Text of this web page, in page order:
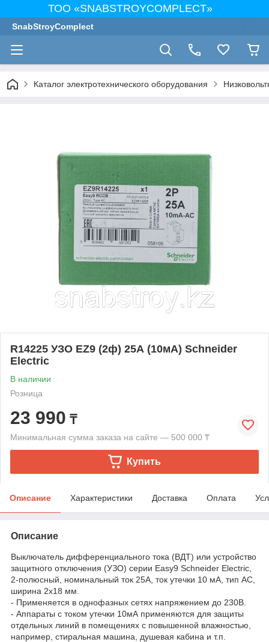
ТОО «SNABSTROYCOMPLECT»
SnabStroyComplect
Каталог электротехнического оборудования
R14225 УЗО EZ9 (2ф) 25А (10мА) Schneider
Electric
В наличии
Розница
23 990 ₸
Минимальная сумма заказа на сайте — 500 000 ₸
Купить
Описание Характеристики Доставка Оплата
Описание
Выключатель дифференциального тока (ВДТ) или устройство
защитного отключения (УЗО) серии Easy9 Schneider Electric,
2-полюсный, номинальный ток 25А, ток утечки 10 мА, тип АС,
ширина 2х18 мм.
- Применяется в однофазных сетях напряжением до 230В.
- Аппараты с током утечки 10мА применяются для защиты
отдельных линий в помещениях с повышенной влажностью,
например, стиральная машина, душевая кабина и т.п.